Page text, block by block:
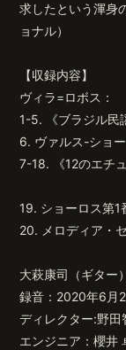
求したという渾身
ョナル）
【収録内容】
ヴィラ=ロボス：
1-5. 《ブラジル民
6. ヴァルス-ショ
7-18. 《12のエチュ
19. ショーロス第1
20. メロディア・
大萩康司（ギター）
録音：2020年6月
ディレクター:野田
エンジニア：櫻井